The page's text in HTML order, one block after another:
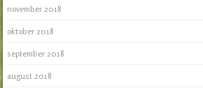
november 2018
oktober 2018
september 2018
august 2018